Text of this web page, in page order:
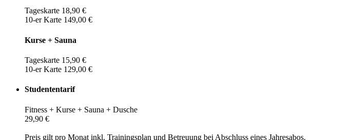
Tageskarte 18,90 €
10-er Karte 149,00 €
Kurse + Sauna
Tageskarte 15,90 €
10-er Karte 129,00 €
Studententarif
Fitness + Kurse + Sauna + Dusche
29,90 €
Preis gilt pro Monat inkl. Trainingsplan und Betreuung bei Abschluss eines Jahresabos.